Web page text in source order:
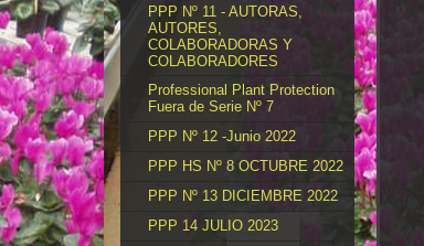
PPP Nº 11 - AUTORAS,
AUTORES,
COLABORADORAS Y
COLABORADORES
Professional Plant Protection
Fuera de Serie Nº 7
PPP Nº 12 -Junio 2022
PPP HS Nº 8 OCTUBRE 2022
PPP Nº 13 DICIEMBRE 2022
PPP 14 JULIO 2023